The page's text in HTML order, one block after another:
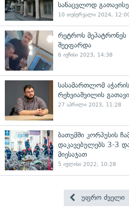
სანაცვლოდ
10 თებერვალი 2024,
რეტროს
შეეფარდა
6 ივნისი 2023, 14:38
სასამართლომ
რეხვიაშვილის
27 აპრილი 2023, 11:28
ბათუმში კორპუსის
დაკავებულებს 3-3
მიესაჯათ
5 ივლისი 2022, 10:28
უფრო ძველი